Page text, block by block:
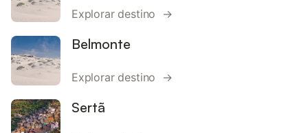
Explorar destino →
Belmonte
Explorar destino →
Sertã